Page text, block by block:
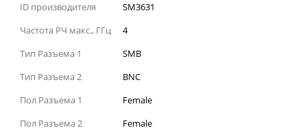
ID производителя
SM3631
Частота РЧ макс., ГГц
4
Тип Разъема 1
SMB
Тип Разъема 2
BNC
Пол Разъема 1
Female
Пол Разъема 2
Female